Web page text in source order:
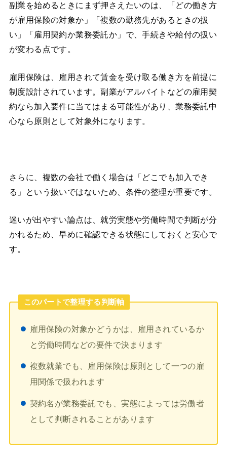
副業を始めるときにまず押さえたいのは、「どの働き方
が雇用保険の対象か」「複数の勤務先があるときの扱
い」「雇用契約か業務委託か」で、手続きや給付の扱い
が変わる点です。
雇用保険は、雇用されて賃金を受け取る働き方を前提に
制度設計されています。副業がアルバイトなどの雇用契
約なら加入要件に当てはまる可能性があり、業務委託中
心なら原則として対象外になります。
さらに、複数の会社で働く場合は「どこでも加入でき
る」という扱いではないため、条件の整理が重要です。
迷いが出やすい論点は、就労実態や労働時間で判断が分
かれるため、早めに確認できる状態にしておくと安心で
す。
このパートで整理する判断軸
雇用保険の対象かどうかは、雇用されているか
と労働時間などの要件で決まります
複数就業でも、雇用保険は原則として一つの雇
用関係で扱われます
契約名が業務委託でも、実態によっては労働者
として判断されることがあります